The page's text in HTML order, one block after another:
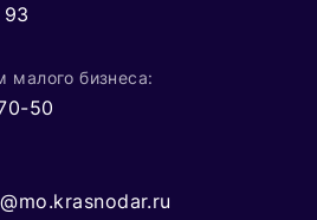
93
малого бизнеса:
50